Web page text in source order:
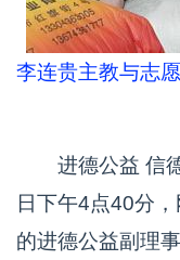
李连贵主教与志
进德公益 信德
日下午4点40分
的进德公益副理